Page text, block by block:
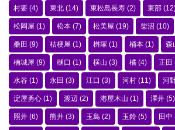
村要 (4) 東北 (14) 東松島長寿 (2) 東部
松岡屋 (1) 松本 (7) 松美屋 (19) 柴沼 (10)
桑田 (9) 桔梗屋 (1) 桝塚 (1) 桶本 (1) 森
楠城屋 (9) 樋口 (1) 横山 (3) 橘 (4) 正田
水谷 (1) 永田 (3) 江口 (3) 河村 (11) 河
淀屋勇心 (1) 渡辺 (2) 港屋木山 (1) 澤井 (5)
照井 (6) 熊井 (3) 玉島 (2) 玉鈴 (5) 田中